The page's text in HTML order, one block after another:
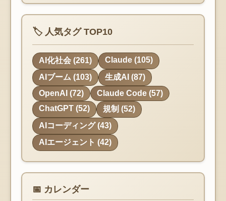
🏷️ 人気タグ TOP10
AI化社会 (261)
Claude (105)
AIブーム (103)
生成AI (87)
OpenAI (72)
Claude Code (57)
ChatGPT (52)
規制 (52)
AIコーディング (43)
AIエージェント (42)
📅 カレンダー